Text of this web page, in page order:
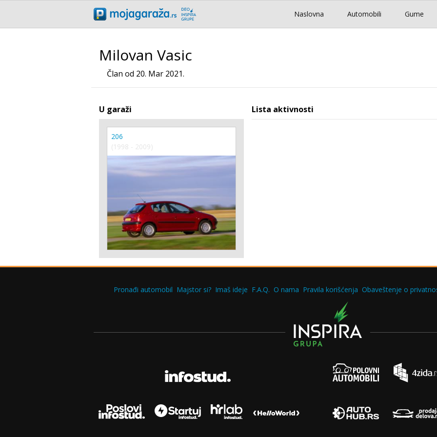
Naslovna Automobili Gume
Milovan Vasic
Član od 20. Mar 2021.
U garaži
206
(1998 - 2009)
Lista aktivnosti
Pronađi automobil Majstor si? Imaš ideje F.A.Q. O nama Pravila korišćenja Obaveštenje o